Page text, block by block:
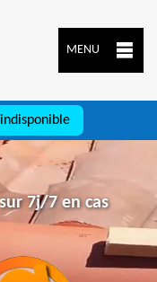
MENU
indisponible
7j/7 en cas